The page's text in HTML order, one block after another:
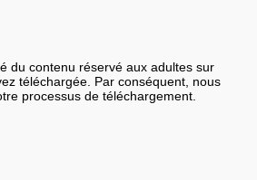
du contenu réservé aux adultes sur
téléchargée. Par conséquent, nous
processus de téléchargement.